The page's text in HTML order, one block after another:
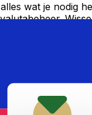
wat je nodig